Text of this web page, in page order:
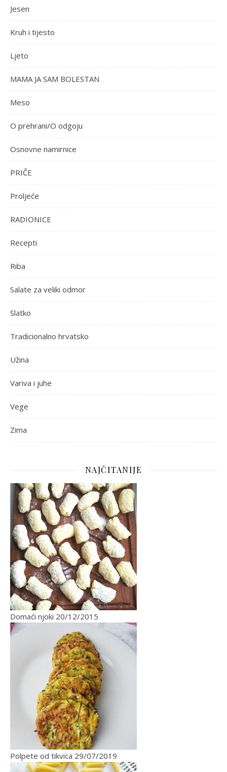
Jesen
Kruh i tijesto
Ljeto
MAMA JA SAM BOLESTAN
Meso
O prehrani/O odgoju
Osnovne namirnice
PRIČE
Proljeće
RADIONICE
Recepti
Riba
Salate za veliki odmor
Slatko
Tradicionalno hrvatsko
Užina
Variva i juhe
Vege
Zima
NAJČITANIJE
Domaći njoki 20/12/2015
Polpete od tikvica 29/07/2019